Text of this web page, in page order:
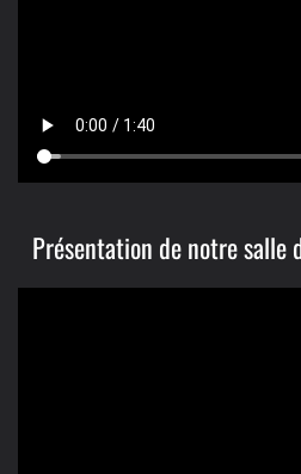
Présentation de notre salle